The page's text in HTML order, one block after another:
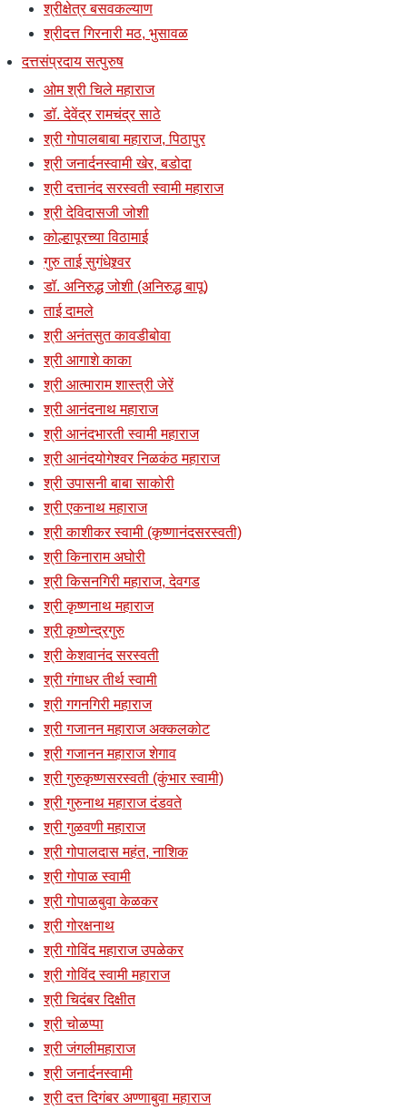
श्रीक्षेत्र बसवकल्याण
श्रीदत्त गिरनारी मठ, भुसावळ
दत्तसंप्रदाय सत्पुरुष
ओम श्री चिले महाराज
डॉ. देवेंद्र रामचंद्र साठे
श्री गोपालबाबा महाराज, पिठापुर
श्री जनार्दनस्वामी खेर, बडोदा
श्री दत्तानंद सरस्वती स्वामी महाराज
श्री देविदासजी जोशी
कोल्हापूरच्या विठामाई
गुरु ताई सुगंधेश्र्वर
डॉ. अनिरुद्ध जोशी (अनिरुद्ध बापू)
ताई दामले
श्री अनंतसुत कावडीबोवा
श्री आगाशे काका
श्री आत्माराम शास्त्री जेरें
श्री आनंदनाथ महाराज
श्री आनंदभारती स्वामी महाराज
श्री आनंदयोगेश्वर निळकंठ महाराज
श्री उपासनी बाबा साकोरी
श्री एकनाथ महाराज
श्री काशीकर स्वामी (कृष्णानंदसरस्वती)
श्री किनाराम अघोरी
श्री किसनगिरी महाराज, देवगड
श्री कृष्णनाथ महाराज
श्री कृष्णेन्द्रगुरु
श्री केशवानंद सरस्वती
श्री गंगाधर तीर्थ स्वामी
श्री गगनगिरी महाराज
श्री गजानन महाराज अक्कलकोट
श्री गजानन महाराज शेगाव
श्री गुरुकृष्णसरस्वती (कुंभार स्वामी)
श्री गुरुनाथ महाराज दंडवते
श्री गुळवणी महाराज
श्री गोपालदास महंत, नाशिक
श्री गोपाळ स्वामी
श्री गोपाळबुवा केळकर
श्री गोरक्षनाथ
श्री गोविंद महाराज उपळेकर
श्री गोविंद स्वामी महाराज
श्री चिदंबर दिक्षीत
श्री चोळप्पा
श्री जंगलीमहाराज
श्री जनार्दनस्वामी
श्री दत्त दिगंबर अण्णाबुवा महाराज